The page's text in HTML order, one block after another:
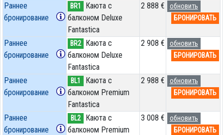
Раннее
бронирование
BR1
Каюта с
балконом Deluxe
Fantastica
2 888 €
обновить
БРОНИРОВАТЬ
Раннее
бронирование
BR2
Каюта с
балконом Deluxe
Fantastica
2 908 €
обновить
БРОНИРОВАТЬ
Раннее
бронирование
BL1
Каюта с
балконом Premium
Fantastica
2 988 €
обновить
БРОНИРОВАТЬ
Раннее
бронирование
BL2
Каюта с
балконом Premium
3 008 €
обновить
БРОНИРОВАТЬ